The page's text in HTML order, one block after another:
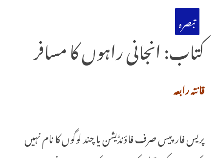
تبصرہ
کتاب: انجانی راہوں کا مسافر
قانتہ رابعہ
پریس فار پیس صرف فاؤنڈیشن یا چند لوگوں کا نام نہیں